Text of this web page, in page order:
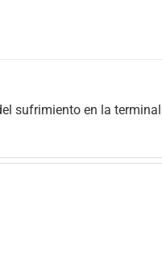
sufrimiento en la